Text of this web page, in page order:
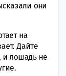
они
на
Дайте
и лошадь не